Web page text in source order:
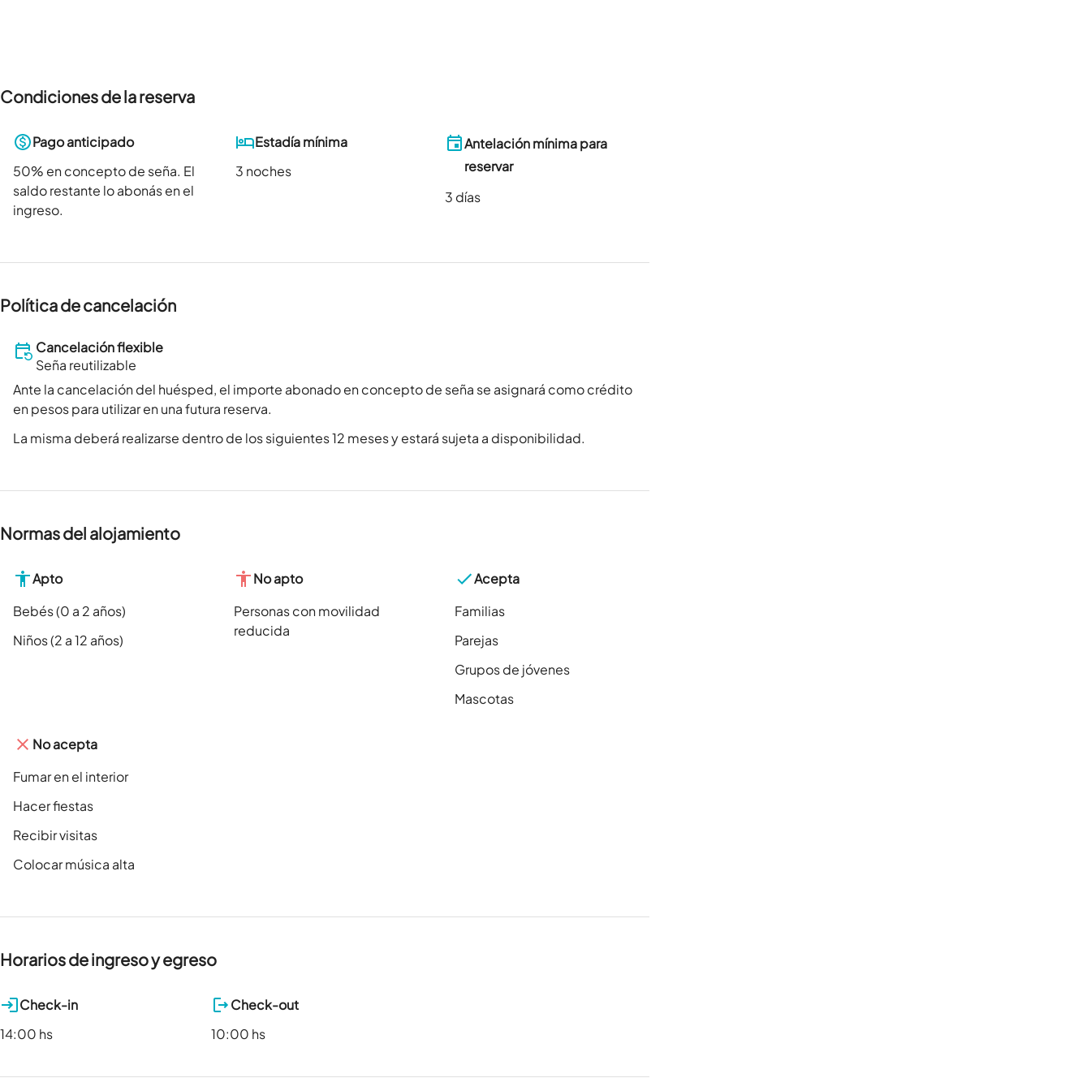
Condiciones de la reserva
Pago anticipado
50% en concepto de seña. El
saldo restante lo abonás en el
ingreso.
Estadía mínima
3 noches
Antelación mínima para
reservar
3 días
Política de cancelación
Cancelación flexible
Seña reutilizable
Ante la cancelación del huésped, el importe abonado en concepto de seña se asignará como crédito
en pesos para utilizar en una futura reserva.
La misma deberá realizarse dentro de los siguientes 12 meses y estará sujeta a disponibilidad.
Normas del alojamiento
Apto
Bebés (0 a 2 años)
Niños (2 a 12 años)
No apto
Personas con movilidad
reducida
Acepta
Familias
Parejas
Grupos de jóvenes
Mascotas
No acepta
Fumar en el interior
Hacer fiestas
Recibir visitas
Colocar música alta
Horarios de ingreso y egreso
Check-in
14:00 hs
Check-out
10:00 hs